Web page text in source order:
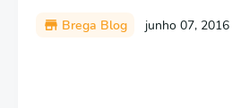
Brega Blog junho 07, 2016